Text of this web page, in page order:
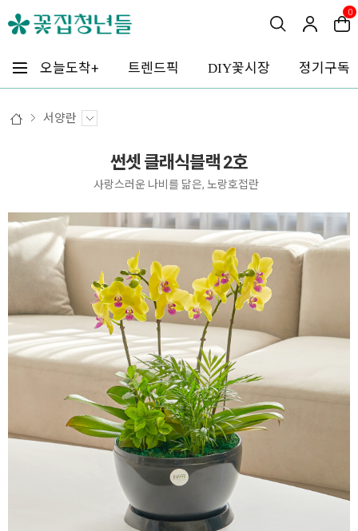
0
오늘도착+ 트렌드픽 DIY꽃시장 정기구독
서양란
썬셋 클래식블랙 2호
사랑스러운 나비를 닮은, 노랑호접란